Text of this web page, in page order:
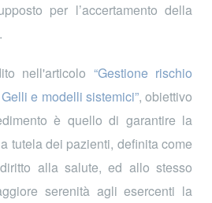
per l’accertamento della
nell'articolo “Gestione rischio
e modelli sistemici”, obiettivo
è quello di garantire la
tutela dei pazienti, definita come
alla salute, ed allo stesso
serenità agli esercenti la